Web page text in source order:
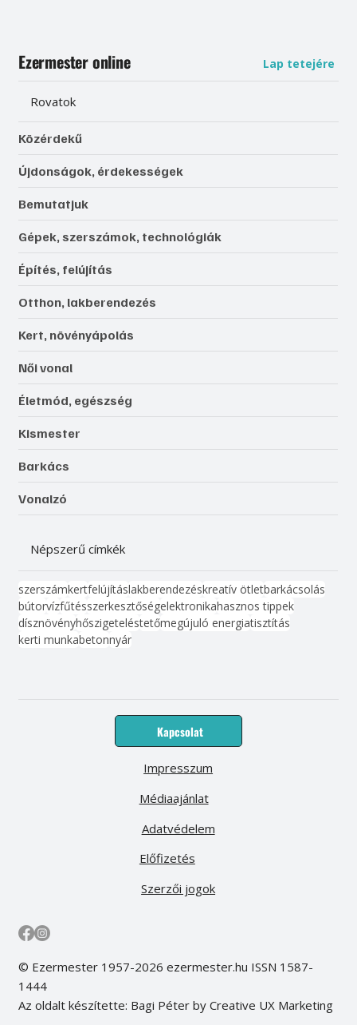
Ezermester online Lap tetejére
Rovatok
Közérdekű
Újdonságok, érdekességek
Bemutatjuk
Gépek, szerszámok, technológiák
Építés, felújítás
Otthon, lakberendezés
Kert, növényápolás
Női vonal
Életmód, egészség
Kismester
Barkács
Vonalzó
Népszerű címkék
szerszámkertfelújításlakberendezéskreatív ötletbarkácsolás
bútorvízfűtésszerkesztőségelektronikahasznos tippek
dísznövényhőszigeteléstetőmegújuló energiatisztítás
kerti munkabetonnyár
Kapcsolat
Médiaajánlat
Előfizetés
Impresszum
Adatvédelem
Szerzői jogok
© Ezermester 1957-2026 ezermester.hu ISSN 1587-
1444
Az oldalt készítette: Bagi Péter by Creative UX Marketing